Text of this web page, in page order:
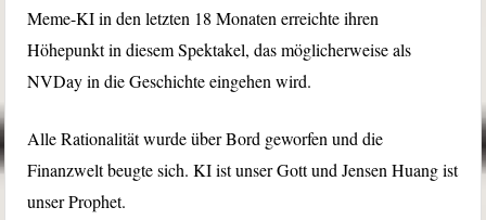
Meme-KI in den letzten 18 Monaten erreichte ihren
Höhepunkt in diesem Spektakel, das möglicherweise als
NVDay in die Geschichte eingehen wird.
Alle Rationalität wurde über Bord geworfen und die
Finanzwelt beugte sich. KI ist unser Gott und Jensen Huang ist
unser Prophet.